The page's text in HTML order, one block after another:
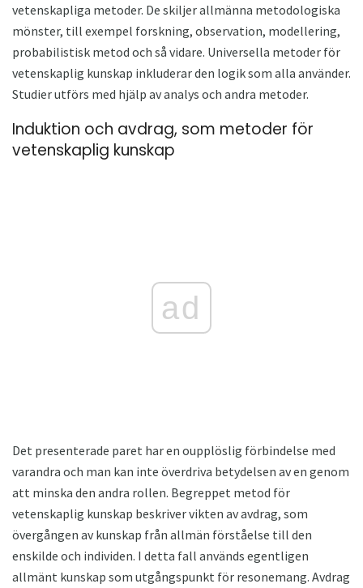
vetenskapliga metoder. De skiljer allmänna metodologiska
mönster, till exempel forskning, observation, modellering,
probabilistisk metod och så vidare. Universella metoder för
vetenskaplig kunskap inkluderar den logik som alla använder.
Studier utförs med hjälp av analys och andra metoder.
Induktion och avdrag, som metoder för
vetenskaplig kunskap
ad
Det presenterade paret har en oupplöslig förbindelse med
varandra och man kan inte överdriva betydelsen av en genom
att minska den andra rollen. Begreppet metod för
vetenskaplig kunskap beskriver vikten av avdrag, som
övergången av kunskap från allmän förståelse till den
enskilde och individen. I detta fall används egentligen
allmänt kunskap som utgångspunkt för resonemang. Avdrag